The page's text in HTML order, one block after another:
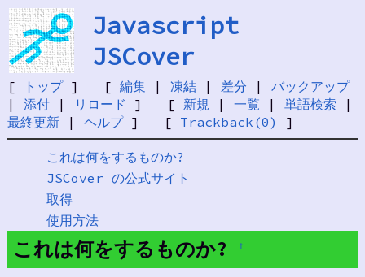
Javascript
JSCover
[ トップ] [ 編集| 凍結| 差分 | バックアップ
| 添付| リロード ] [ 新規 | 一覧 | 単語検索 |
最終更新| ヘルプ] [ Trackback(0) ]
これは何をするものか?
JSCover の公式サイト
取得
使用方法
これは何をするものか? †